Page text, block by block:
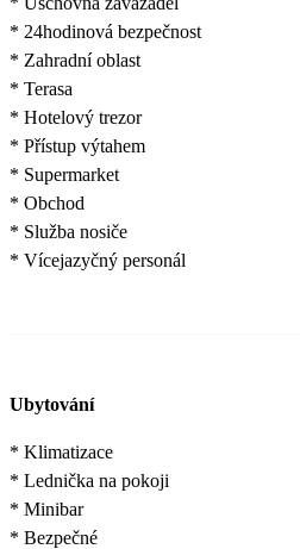
* 24hodinová bezpečnost
* Zahradní oblast
* Terasa
* Hotelový trezor
* Přístup výtahem
* Supermarket
* Obchod
* Služba nosiče
* Vícejazyčný personál
Ubytování
* Klimatizace
* Lednička na pokoji
* Minibar
* Bezpečné